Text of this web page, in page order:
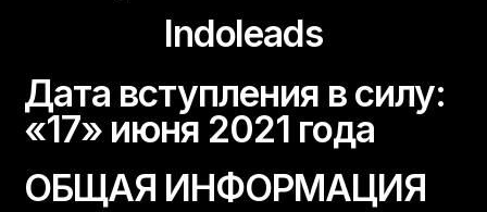
Indoleads
Дата вступления в силу:
«17» июня 2021 года
ОБЩАЯ ИНФОРМАЦИЯ